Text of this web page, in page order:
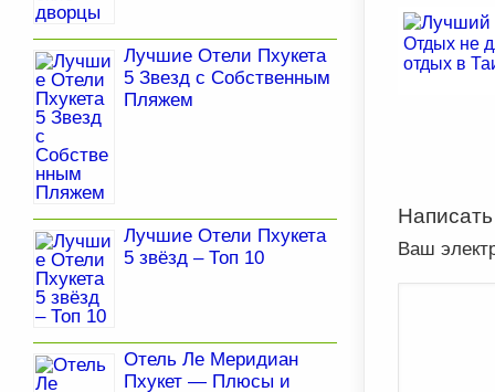
Отдых не
отдых в
Написать
Ваш
Лучшие Отели Пхукета
5 Звезд с Собственным
Пляжем
Лучшие Отели Пхукета
5 звёзд – Топ 10
Отель Ле Меридиан
Пхукет — Плюсы и